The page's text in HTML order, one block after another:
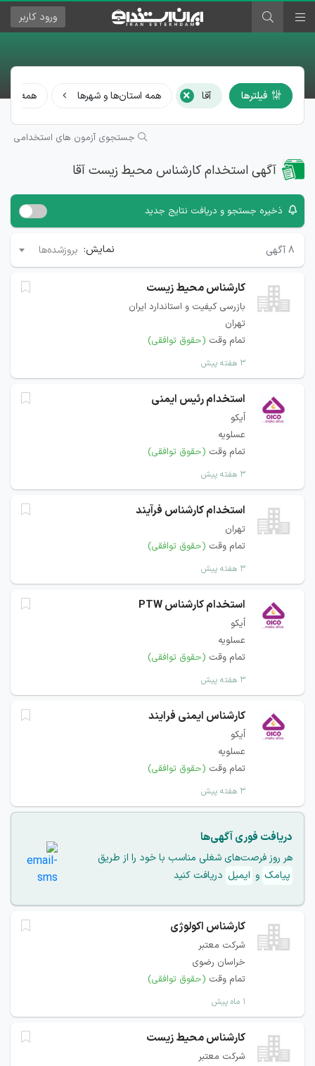
ورود کاربر
فیلترها آقا × همه استان‌ها و شهرها همه
جستجوی آزمون های استخدامی
آگهی استخدام کارشناس محیط زیست آقا
ذخیره جستجو و دریافت نتایج جدید
۸آگهی نمایش: بروزشده‌ها
کارشناس محیط زیست
بازرسی کیفیت و استاندارد ایران
تهران
تمام وقت (حقوق توافقی)
۳ هفته پیش
استخدام رئیس ایمنی
اُیکو
عسلویه
تمام وقت (حقوق توافقی)
۳ هفته پیش
استخدام کارشناس فرآیند
تهران
تمام وقت (حقوق توافقی)
۳ هفته پیش
استخدام کارشناس PTW
اُیکو
عسلویه
تمام وقت (حقوق توافقی)
۳ هفته پیش
کارشناس ایمنی فرایند
اُیکو
عسلویه
تمام وقت (حقوق توافقی)
۳ هفته پیش
دریافت فوری آگهی‌ها
هر روز فرصت‌های شغلی مناسب با خود را از طریق
پیامک و ایمیل دریافت کنید
کارشناس اکولوژی
شرکت معتبر
خراسان رضوی
تمام وقت (حقوق توافقی)
۱ ماه پیش
کارشناس محیط زیست
شرکت معتبر